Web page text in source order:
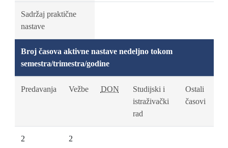
Sadržaj praktične
nastave
Broj časova aktivne nastave nedeljno tokom
semestra/trimestra/godine
Predavanja Vežbe DON
Studijski i
istraživački
rad
Ostali
časovi
2 2